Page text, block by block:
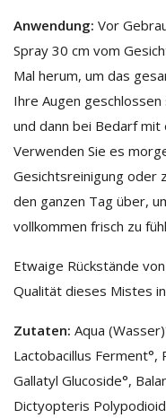
Anwendung: Vor
Spray 30 cm vom
Mal herum, um das
Ihre Augen
und dann bei Bedarf
Verwenden Sie es
Gesichtsreinigung oder
den ganzen Tag über,
vollkommen frisch zu
Etwaige Rückstände
Qualität dieses Mistes
Zutaten: Aqua
Lactobacillus Ferment°,
Gallatyl Glucoside°,
Dictyopteris